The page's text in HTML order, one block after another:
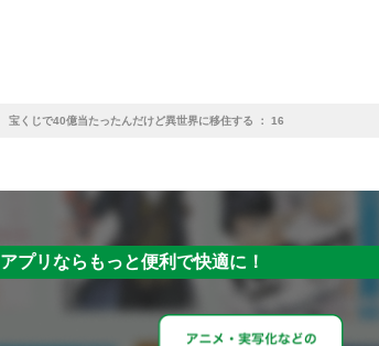
宝くじで40億当たったんだけど異世界に移住する ： 16
アプリならもっと便利で快適に！